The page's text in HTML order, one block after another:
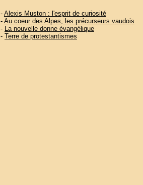
- Alexis Muston : l'esprit de curiosité
- Au coeur des Alpes, les précurseurs vaudois
- La nouvelle donne évangélique
- Terre de protestantismes